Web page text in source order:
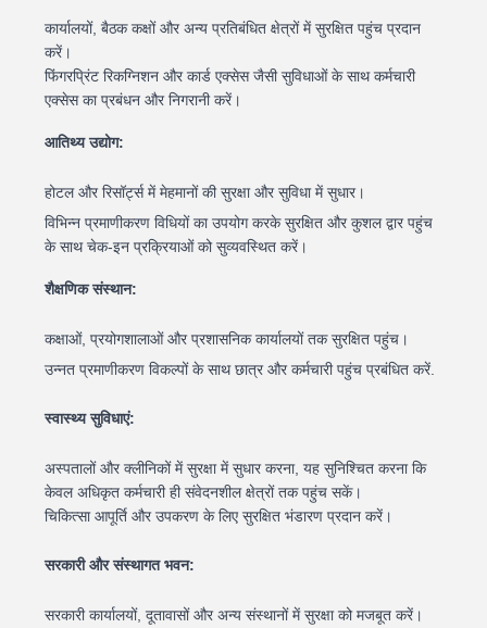
कार्यालयों, बैठक कक्षों और अन्य प्रतिबंधित क्षेत्रों में सुरक्षित पहुंच प्रदान
करें।
फिंगरप्रिंट रिकग्निशन और कार्ड एक्सेस जैसी सुविधाओं के साथ कर्मचारी
एक्सेस का प्रबंधन और निगरानी करें।
आतिथ्य उद्योग:
होटल और रिसॉर्ट्स में मेहमानों की सुरक्षा और सुविधा में सुधार।
विभिन्न प्रमाणीकरण विधियों का उपयोग करके सुरक्षित और कुशल द्वार पहुंच
के साथ चेक-इन प्रक्रियाओं को सुव्यवस्थित करें।
शैक्षणिक संस्थान:
कक्षाओं, प्रयोगशालाओं और प्रशासनिक कार्यालयों तक सुरक्षित पहुंच।
उन्नत प्रमाणीकरण विकल्पों के साथ छात्र और कर्मचारी पहुंच प्रबंधित करें.
स्वास्थ्य सुविधाएं:
अस्पतालों और क्लीनिकों में सुरक्षा में सुधार करना, यह सुनिश्चित करना कि
केवल अधिकृत कर्मचारी ही संवेदनशील क्षेत्रों तक पहुंच सकें।
चिकित्सा आपूर्ति और उपकरण के लिए सुरक्षित भंडारण प्रदान करें।
सरकारी और संस्थागत भवन:
सरकारी कार्यालयों, दूतावासों और अन्य संस्थानों में सुरक्षा को मजबूत करें।